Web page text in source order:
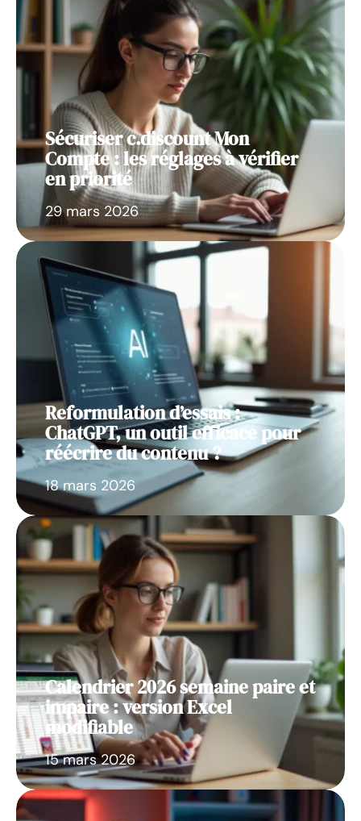
Sécuriser c.discount Mon
Compte : les réglages à vérifier
en priorité
29 mars 2026
Reformulation d’essais :
ChatGPT, un outil efficace pour
réécrire du contenu ?
18 mars 2026
Calendrier 2026 semaine paire et
impaire : version Excel
modifiable
15 mars 2026